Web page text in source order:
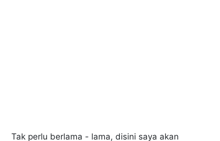
Tak perlu berlama - lama, disini saya akan